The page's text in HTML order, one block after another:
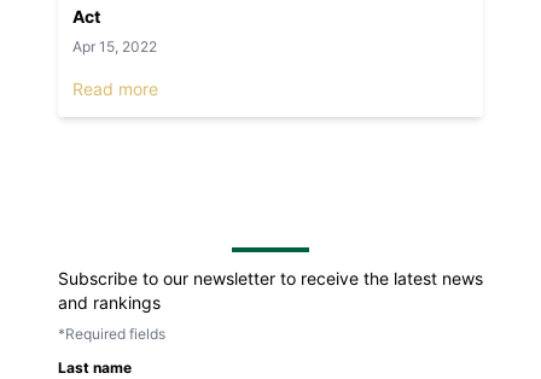
Act
Apr 15, 2022
Read more
Subscribe to our newsletter to receive the latest news
and rankings
*Required fields
Last name